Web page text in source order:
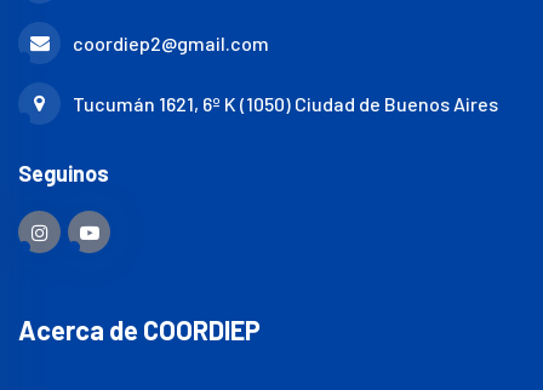
coordiep2@gmail.com
Tucumán 1621, 6º K (1050) Ciudad de Buenos Aires
Seguinos
Acerca de COORDIEP